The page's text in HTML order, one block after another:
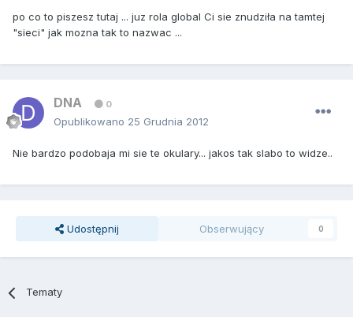
po co to piszesz tutaj ... juz rola global Ci sie znudziła na tamtej
"sieci" jak mozna tak to nazwac ...
DNA 0
Opublikowano 25 Grudnia 2012
Nie bardzo podobaja mi sie te okulary... jakos tak slabo to widze..
Udostępnij Obserwujący 0
Tematy